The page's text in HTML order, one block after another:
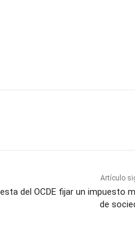
Artículo
del OCDE fijar un impuesto
de